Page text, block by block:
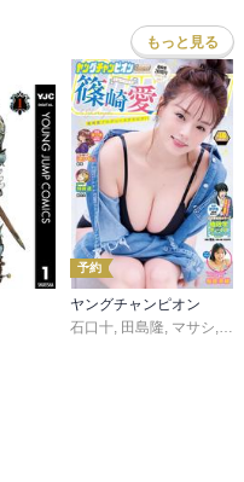
もっと見る
予約
ヤングチャンピオン
石口十, 田島隆, マサシ, 高